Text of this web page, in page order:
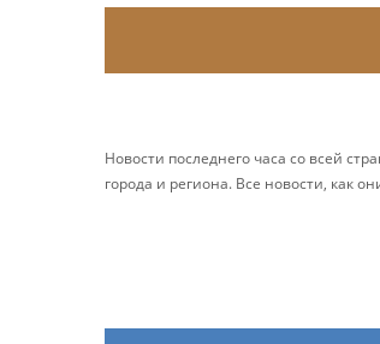
Новости последнего часа со всей
города и региона. Все новости, как